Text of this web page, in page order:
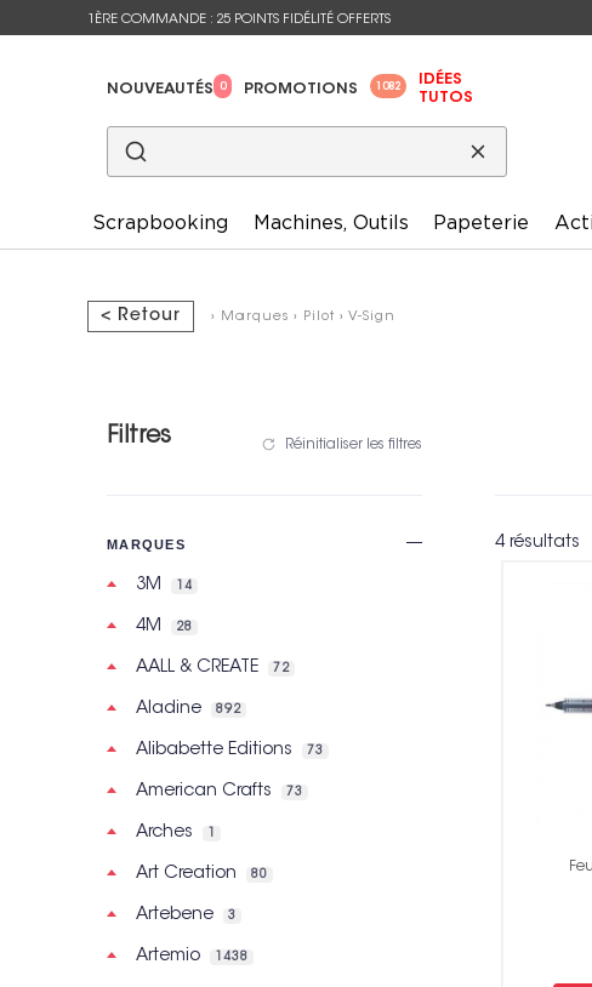
1ÈRE COMMANDE : 25 POINTS FIDÉLITÉ OFFERTS
NOUVEAUTÉS 0 PROMOTIONS 1082
IDÉES
TUTOS
Scrapbooking Machines, Outils Papeterie
< Retour › Marques › Pilot › V-Sign
Filtres Réinitialiser les filtres
MARQUES
3M 14
4M 28
AALL & CREATE 72
Aladine 892
Alibabette Editions 73
American Crafts 73
Arches
Art Creation 80
Artebene 3
Artemio 1438
4 résultats